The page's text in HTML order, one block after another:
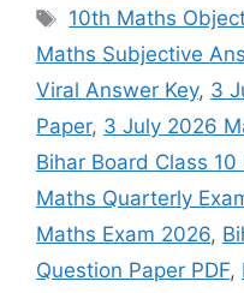
Tags
10th Maths
Maths Subjective
Viral Answer Key, 3
Paper, 3 July 2026
Bihar Board Class 10
Maths Quarterly
Maths Exam 2026,
Question Paper PDF,